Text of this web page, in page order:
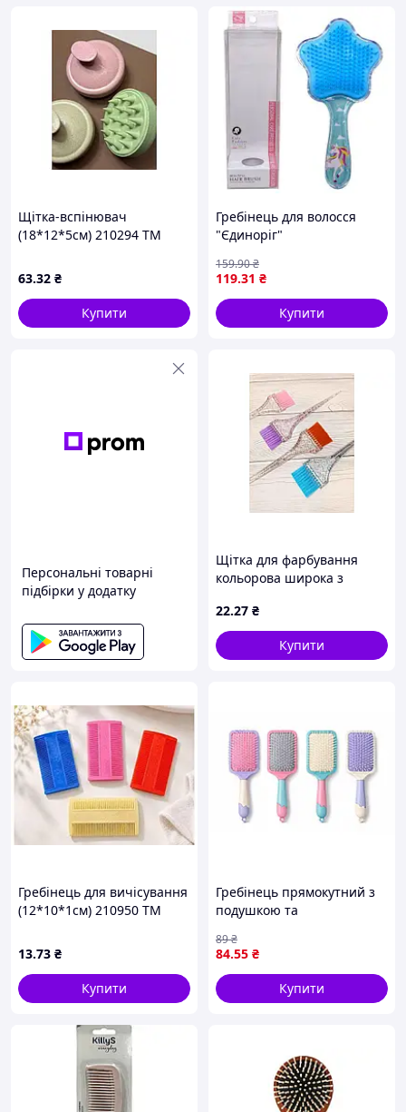
Щітка-вспінювач
(18*12*5см) 210294 ТМ
63.32 ₴
Купити
Гребінець для волосся
"Єдиноріг"
119.31 ₴
159.90₴
Купити
Персональні товарні
підбірки у додатку
Щітка для фарбування
кольорова широка з
210471 ТМ EСТЕТ
22.27 ₴
Купити
Гребінець для вичісування
(12*10*1см) 210950 ТМ
13.73 ₴
Купити
Гребінець прямокутний з
подушкою та
№86A-19R
84.55 ₴
89₴
Купити